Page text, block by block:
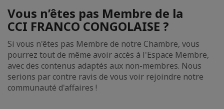
Vous n’êtes pas Membre de la
CCI FRANCO CONGOLAISE ?
Si vous n'êtes pas Membre de notre Chambre, vous
pourrez tout de même avoir accès à l'Espace Membre,
avec des contenus adaptés aux non-membres. Nous
serions par contre ravis de vous voir rejoindre notre
communauté d'affaires !